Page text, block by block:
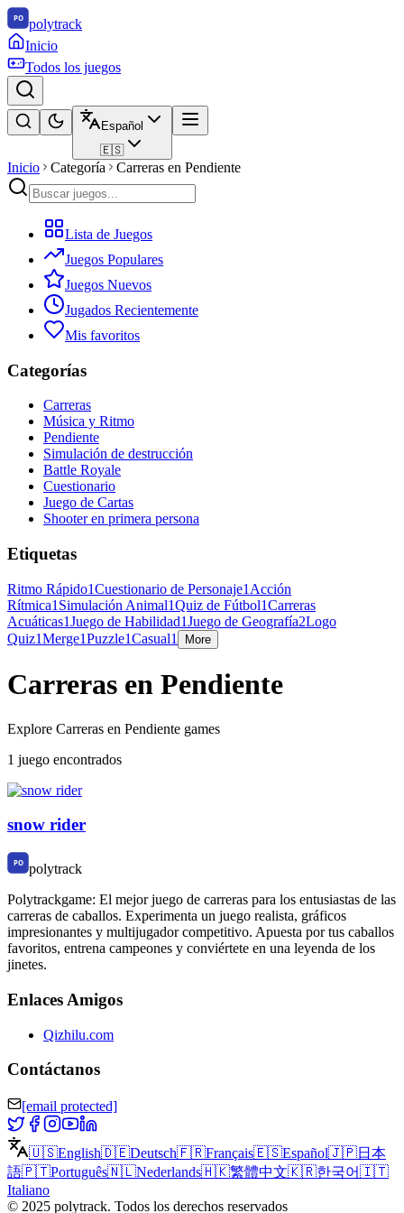
polytrack
Inicio
Todos los juegos
Español
🇪🇸
Inicio Categoría Carreras en Pendiente
Lista de Juegos
Juegos Populares
Juegos Nuevos
Jugados Recientemente
Mis favoritos
Categorías
Carreras
Música y Ritmo
Pendiente
Simulación de destrucción
Battle Royale
Cuestionario
Juego de Cartas
Shooter en primera persona
Etiquetas
Ritmo Rápido1Cuestionario de Personaje1 Acción
Rítmica1 Simulación Animal1Quiz de Fútbol1Carreras
Acuáticas1Juego de Habilidad1Juego de Geografía2Logo
Quiz1Merge1Puzzle1Casual1 More
Carreras en Pendiente
Explore Carreras en Pendiente games
1 juego encontrados
snow rider
polytrack
Polytrackgame: El mejor juego de carreras para los entusiastas de las
carreras de caballos. Experimenta un juego realista, gráficos
impresionantes y multijugador competitivo. Apuesta por tus caballos
favoritos, entrena campeones y conviértete en una leyenda de los
jinetes.
Enlaces Amigos
Qizhilu.com
Contáctanos
[email protected]
🇺🇸English🇩🇪Deutsch🇫🇷Français🇪🇸Español🇯🇵日本
語🇵🇹Português🇳🇱Nederlands🇭🇰繁體中文🇰🇷한국어🇮🇹
Italiano
© 2025 polytrack. Todos los derechos reservados